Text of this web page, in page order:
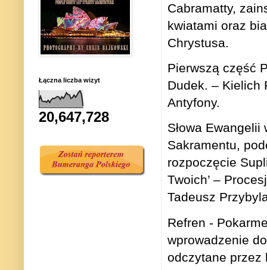
Cabramatty,
kwiatami oraz
Chrystusa.
Pierwszą część
Dudek. – Kielich
Antyfony.
Słowa
Sakramentu,
rozpoczęcie
Twoich’ –
Tadeusz
Refren -
wprowadzenie
odczytane przez
Łączna liczba wizyt
20,647,728